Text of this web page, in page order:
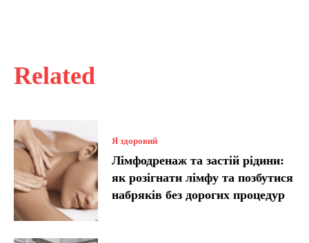
Related
Я здоровий
Лімфодренаж та застій рідини:
як розігнати лімфу та позбутися
набряків без дорогих процедур